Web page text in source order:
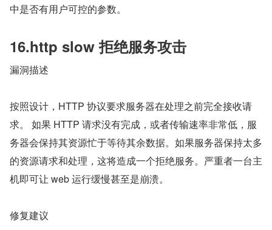
中是否有用户可控的参数。
16.http slow 拒绝服务攻击
漏洞描述
按照设计，HTTP 协议要求服务器在处理之前完全接收请
求。 如果 HTTP 请求没有完成，或者传输速率非常低，服
务器会保持其资源忙于等待其余数据。如果服务器保持太多
的资源请求和处理，这将造成一个拒绝服务。严重者一台主
机即可让 web 运行缓慢甚至是崩溃。
修复建议